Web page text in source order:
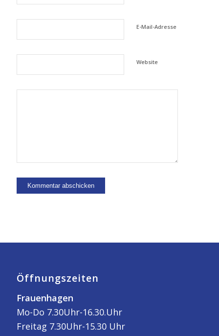
E-Mail-Adresse
Website
Öffnungszeiten
Frauenhagen
Mo-Do 7.30Uhr-16.30.Uhr
Freitag 7.30Uhr-15.30 Uhr